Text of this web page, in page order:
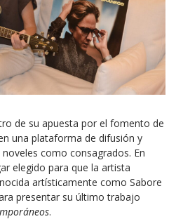
de su apuesta por el fomento de
una plataforma de difusión y
como consagrados. En
elegido para que la artista
artísticamente como Sabore
presentar su último trabajo
.